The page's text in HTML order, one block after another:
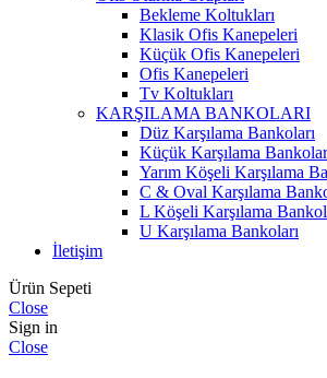
Bekleme Koltukları
Klasik Ofis Kanepeleri
Küçük Ofis Kanepeleri
Ofis Kanepeleri
Tv Koltukları
KARŞILAMA BANKOLARI
Düz Karşılama Bankoları
Küçük Karşılama
Yarım Köşeli Karşılama
C & Oval Karşılama
L Köşeli Karşılama
U Karşılama Bankoları
İletişim
Ürün Sepeti
Close
Sign in
Close